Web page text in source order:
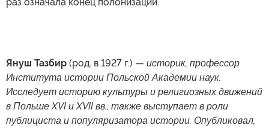
Януш Тазбир (род. в 1927 г.) — историк, профессор
Института истории Польской Академии наук.
Исследует историю культуры и религиозных движений
в Польше XVI и XVII вв., также выступает в роли
публициста и популяризатора истории. Опубликовал,